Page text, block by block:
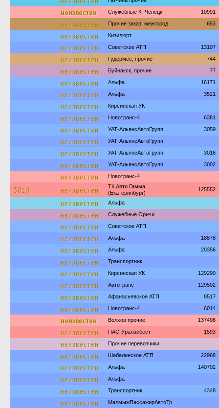
неизвестен Служебные К.-Чепецк 10991
неизвестен Прочие заказ, межгород 653
неизвестен Кизилюрт
неизвестен Советское АТП 13107
неизвестен Гудермес, прочие 744
неизвестен Буйнакск, прочие 77
неизвестен Альфа 16171
неизвестен Альфа 3521
неизвестен Кирсинская УК
неизвестен Новотранс-4 6381
неизвестен УАТ-АльянсАвтоГрупп 3059
неизвестен УАТ-АльянсАвтоГрупп
неизвестен УАТ-АльянсАвтоГрупп 3016
неизвестен УАТ-АльянсАвтоГрупп 3002
неизвестен Новотранс-4
3010 неизвестен
ТК Авто Гамма
(Екатеринбург)
125552
неизвестен Альфа
неизвестен Служебные Оричи
неизвестен Советское АТП
неизвестен Альфа 18878
неизвестен Альфа 20356
неизвестен Транспортник
неизвестен Кирсинская УК 129290
неизвестен Автотранс 129502
неизвестен Афанасьевское АТП 8517
неизвестен Новотранс-4 6014
неизвестен Волхов прочие 137498
неизвестен ПАО Ураласбест 1593
неизвестен Прочие перевозчики
неизвестен Шабалинское АТП 22968
неизвестен Альфа 140702
неизвестен Альфа
неизвестен Транспортник 4348
неизвестен МалмыжПассажирАвтоТр